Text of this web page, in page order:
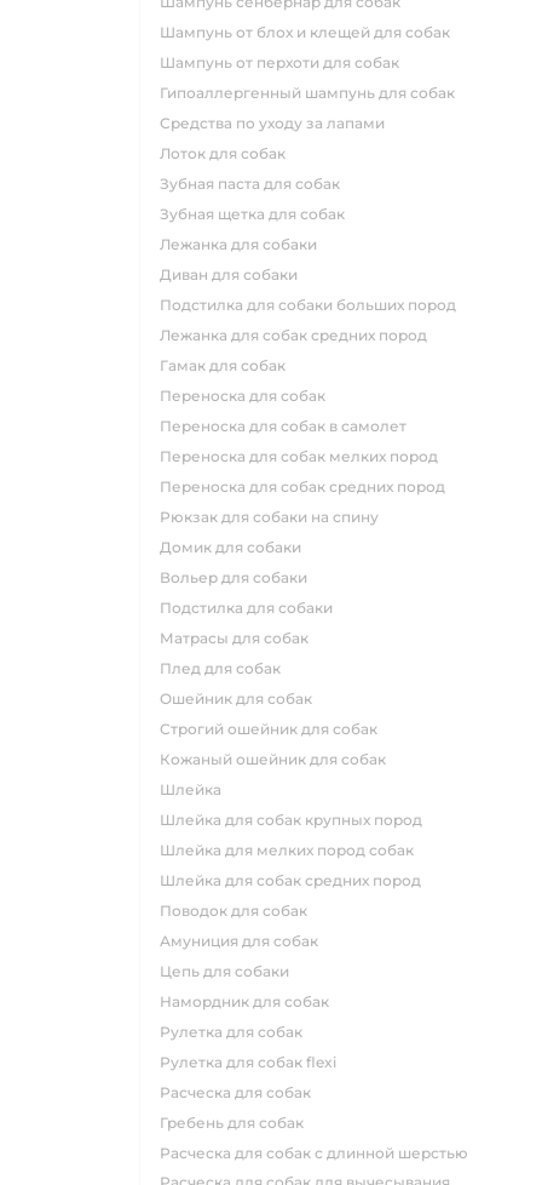
шампунь от блох и клещей для собак
шампунь от перхоти для собак
гипоаллергенный шампунь для собак
средства по уходу за лапами
лоток для собак
зубная паста для собак
зубная щетка для собак
лежанка для собаки
диван для собаки
подстилка для собаки больших пород
лежанка для собак средних пород
гамак для собак
переноска для собак
переноска для собак в самолет
переноска для собак мелких пород
переноска для собак средних пород
рюкзак для собаки на спину
домик для собаки
вольер для собаки
подстилка для собаки
матрасы для собак
плед для собак
ошейник для собак
строгий ошейник для собак
кожаный ошейник для собак
шлейка
шлейка для собак крупных пород
шлейка для мелких пород собак
шлейка для собак средних пород
поводок для собак
амуниция для собак
цепь для собаки
намордник для собак
рулетка для собак
рулетка для собак flexi
расческа для собак
гребень для собак
расческа для собак с длинной шерстью